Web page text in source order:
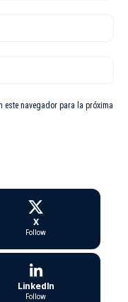
este navegador para la próxima
X
Follow
LinkedIn
Follow